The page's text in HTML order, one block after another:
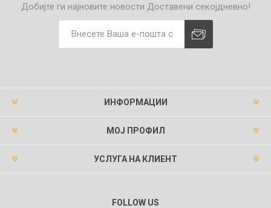
Добијте ги најновите новости Доставени секојдневно!
ИНФОРМАЦИИ
МОЈ ПРОФИЛ
УСЛУГА НА КЛИЕНТ
FOLLOW US